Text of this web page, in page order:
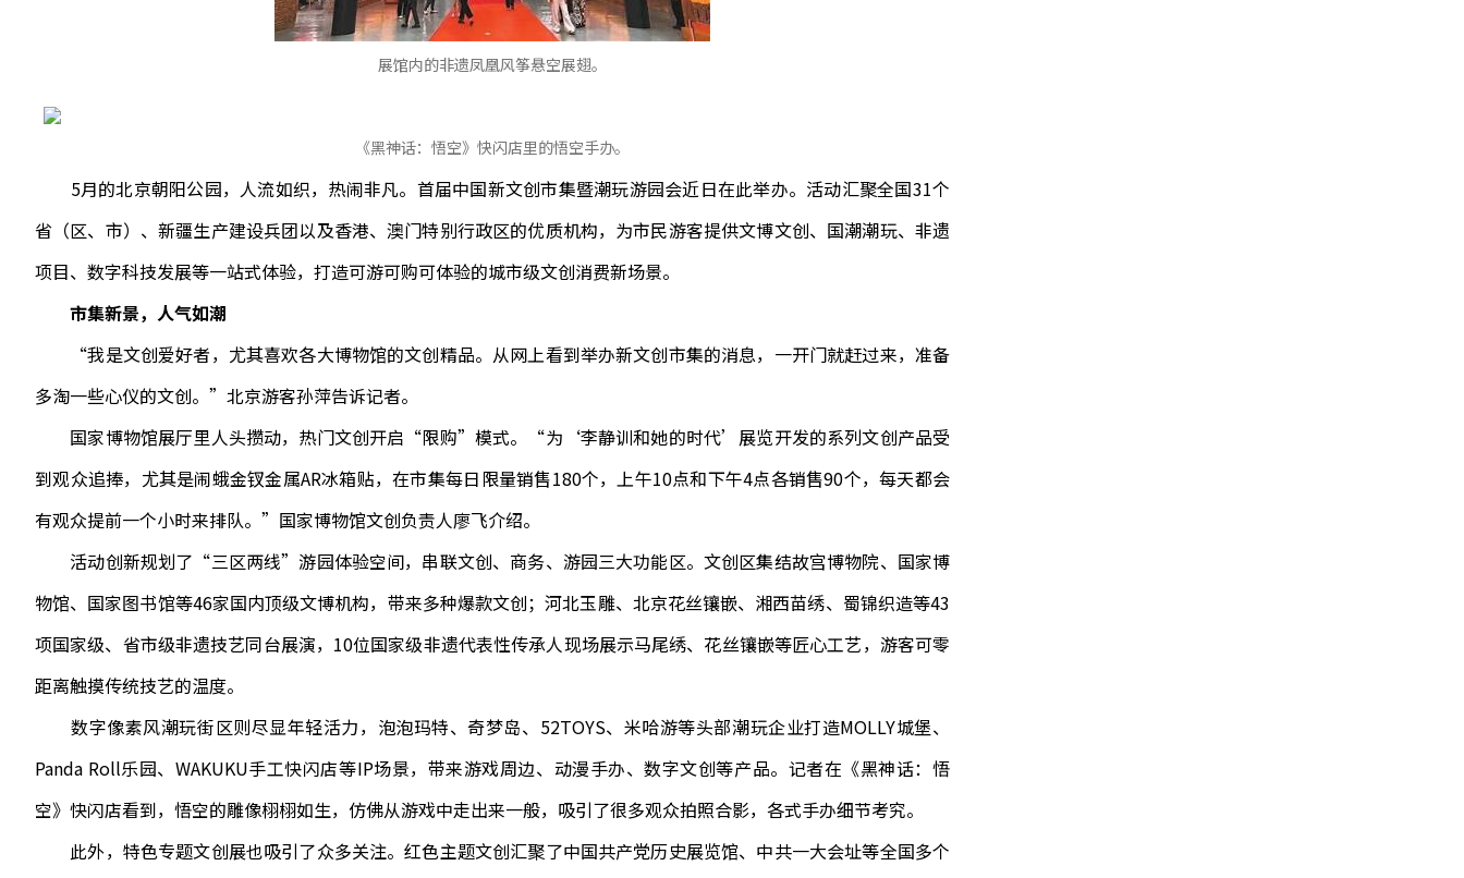
展馆内的非遗凤凰风筝悬空展翅。
《黑神话：悟空》快闪店里的悟空手办。
5月的北京朝阳公园，人流如织，热闹非凡。首届中国新文创市集暨潮玩游园会近日在此举办。活动汇聚全国31个
省（区、市）、新疆生产建设兵团以及香港、澳门特别行政区的优质机构，为市民游客提供文博文创、国潮潮玩、非遗
项目、数字科技发展等一站式体验，打造可游可购可体验的城市级文创消费新场景。
市集新景，人气如潮
“我是文创爱好者，尤其喜欢各大博物馆的文创精品。从网上看到举办新文创市集的消息，一开门就赶过来，准备
多淘一些心仪的文创。”北京游客孙萍告诉记者。
国家博物馆展厅里人头攒动，热门文创开启“限购”模式。“为‘李静训和她的时代’展览开发的系列文创产品受
到观众追捧，尤其是闹蛾金钗金属AR冰箱贴，在市集每日限量销售180个，上午10点和下午4点各销售90个，每天都会
有观众提前一个小时来排队。”国家博物馆文创负责人廖飞介绍。
活动创新规划了“三区两线”游园体验空间，串联文创、商务、游园三大功能区。文创区集结故宫博物院、国家博
物馆、国家图书馆等46家国内顶级文博机构，带来多种爆款文创；河北玉雕、北京花丝镶嵌、湘西苗绣、蜀锦织造等43
项国家级、省市级非遗技艺同台展演，10位国家级非遗代表性传承人现场展示马尾绣、花丝镶嵌等匠心工艺，游客可零
距离触摸传统技艺的温度。
数字像素风潮玩街区则尽显年轻活力，泡泡玛特、奇梦岛、52TOYS、米哈游等头部潮玩企业打造MOLLY城堡、
Panda Roll乐园、WAKUKU手工快闪店等IP场景，带来游戏周边、动漫手办、数字文创等产品。记者在《黑神话：悟
空》快闪店看到，悟空的雕像栩栩如生，仿佛从游戏中走出来一般，吸引了很多观众拍照合影，各式手办细节考究。
此外，特色专题文创展也吸引了众多关注。红色主题文创汇聚了中国共产党历史展览馆、中共一大会址等全国多个